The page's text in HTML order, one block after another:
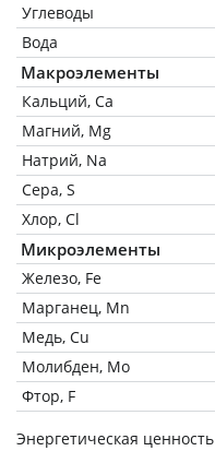
Углеводы
Вода
Макроэлементы
Кальций, Ca
Магний, Mg
Натрий, Na
Сера, S
Хлор, Cl
Микроэлементы
Железо, Fe
Марганец, Mn
Медь, Cu
Молибден, Mo
Фтор, F
Энергетическая ценность